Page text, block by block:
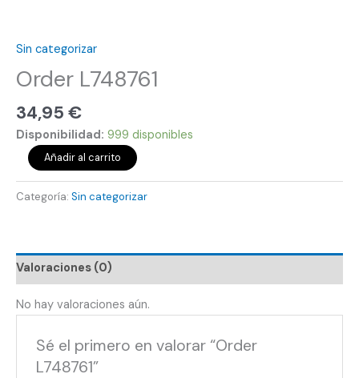
Sin categorizar
Order L748761
34,95 €
Disponibilidad: 999 disponibles
Añadir al carrito
Categoría: Sin categorizar
Valoraciones (0)
No hay valoraciones aún.
Sé el primero en valorar “Order
L748761”